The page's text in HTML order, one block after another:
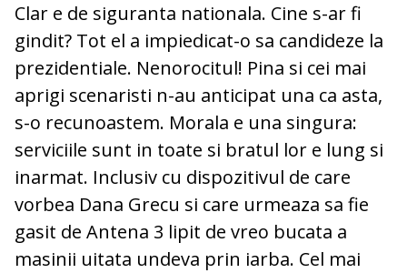
Clar e de siguranta nationala. Cine s-ar fi
gindit? Tot el a impiedicat-o sa candideze la
prezidentiale. Nenorocitul! Pina si cei mai
aprigi scenaristi n-au anticipat una ca asta,
s-o recunoastem. Morala e una singura:
serviciile sunt in toate si bratul lor e lung si
inarmat. Inclusiv cu dispozitivul de care
vorbea Dana Grecu si care urmeaza sa fie
gasit de Antena 3 lipit de vreo bucata a
masinii uitata undeva prin iarba. Cel mai